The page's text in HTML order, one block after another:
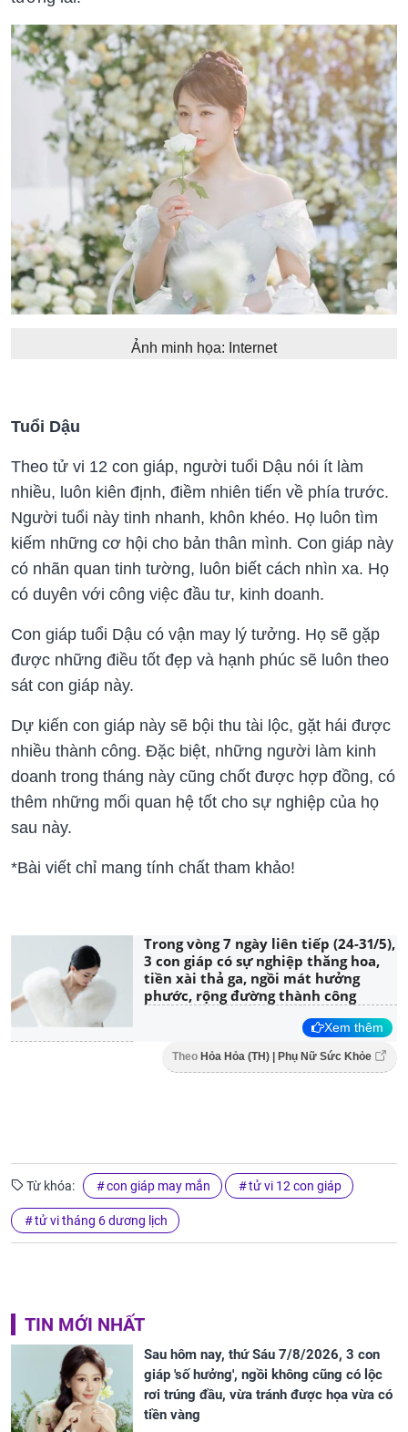
Ảnh minh họa: Internet
Tuổi Dậu
Theo tử vi 12 con giáp, người tuổi Dậu nói ít làm
nhiều, luôn kiên định, điềm nhiên tiến về phía trước.
Người tuổi này tinh nhanh, khôn khéo. Họ luôn tìm
kiếm những cơ hội cho bản thân mình. Con giáp này
có nhãn quan tinh tường, luôn biết cách nhìn xa. Họ
có duyên với công việc đầu tư, kinh doanh.
Con giáp tuổi Dậu có vận may lý tưởng. Họ sẽ gặp
được những điều tốt đẹp và hạnh phúc sẽ luôn theo
sát con giáp này.
Dự kiến con giáp này sẽ bội thu tài lộc, gặt hái được
nhiều thành công. Đặc biệt, những người làm kinh
doanh trong tháng này cũng chốt được hợp đồng, có
thêm những mối quan hệ tốt cho sự nghiệp của họ
sau này.
*Bài viết chỉ mang tính chất tham khảo!
Trong vòng 7 ngày liên tiếp (24-31/5),
3 con giáp có sự nghiệp thăng hoa,
tiền xài thả ga, ngồi mát hưởng
phước, rộng đường thành công
Xem thêm
Theo Hỏa Hỏa (TH) | Phụ Nữ Sức Khỏe
Từ khóa: con giáp may mắn tử vi 12 con giáp
tử vi tháng 6 dương lịch
TIN MỚI NHẤT
Sau hôm nay, thứ Sáu 7/8/2026, 3 con
giáp 'số hưởng', ngồi không cũng có lộc
rơi trúng đầu, vừa tránh được họa vừa có
tiền vàng